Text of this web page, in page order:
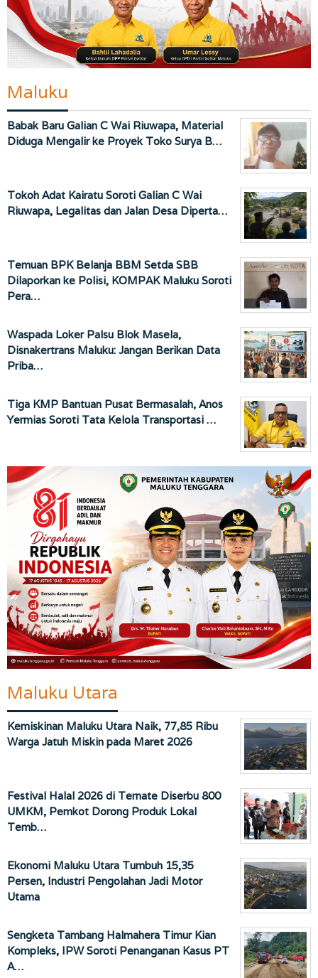
Maluku
Babak Baru Galian C Wai Riuwapa, Material
Diduga Mengalir ke Proyek Toko Surya B…
Tokoh Adat Kairatu Soroti Galian C Wai
Riuwapa, Legalitas dan Jalan Desa Diperta…
Temuan BPK Belanja BBM Setda SBB
Dilaporkan ke Polisi, KOMPAK Maluku Soroti
Pera…
Waspada Loker Palsu Blok Masela,
Disnakertrans Maluku: Jangan Berikan Data
Priba…
Tiga KMP Bantuan Pusat Bermasalah, Anos
Yermias Soroti Tata Kelola Transportasi …
Maluku Utara
Kemiskinan Maluku Utara Naik, 77,85 Ribu
Warga Jatuh Miskin pada Maret 2026
Festival Halal 2026 di Ternate Diserbu 800
UMKM, Pemkot Dorong Produk Lokal
Temb…
Ekonomi Maluku Utara Tumbuh 15,35
Persen, Industri Pengolahan Jadi Motor
Utama
Sengketa Tambang Halmahera Timur Kian
Kompleks, IPW Soroti Penanganan Kasus PT
A…